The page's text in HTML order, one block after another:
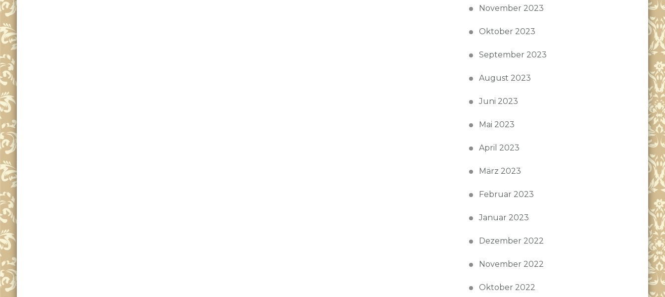
November 2023
Oktober 2023
September 2023
August 2023
Juni 2023
Mai 2023
April 2023
März 2023
Februar 2023
Januar 2023
Dezember 2022
November 2022
Oktober 2022